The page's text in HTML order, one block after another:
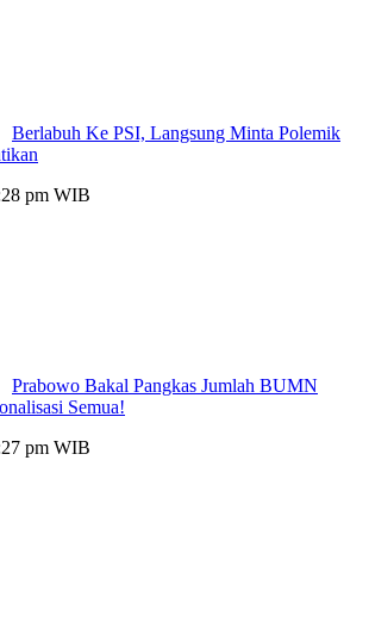
Berlabuh Ke PSI, Langsung Minta Polemik
pm WIB
Prabowo Bakal Pangkas Jumlah BUMN
Semua!
pm WIB